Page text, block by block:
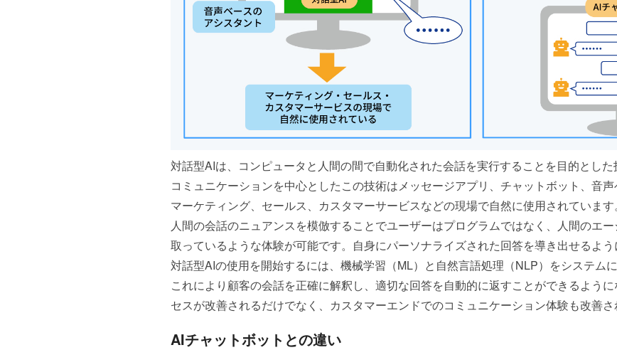
対話型AIは、コンピュータと人間の間で自動化された会話を実行することを目的とした
コミュニケーションを中心としたこの技術はメッセージアプリ、チャットボット、音
マーケティング、セールス、カスタマーサービスなどの現場で自然に使用されています。
人間の会話のニュアンスを模倣することでユーザーはプログラムではなく、人間のエ
取っているような体験が可能です。自身にパーソナライズされた回答を導き出せるよう
対話型AIの使用を開始するには、機械学習（ML）と自然言語処理（NLP）をシステム
これにより顧客の会話を正確に解釈し、適切な回答を自動的に返すことができるよう
セスが改善されるだけでなく、カスタマーエンドでのコミュニケーション体験も改善さ
AIチャットボットとの違い